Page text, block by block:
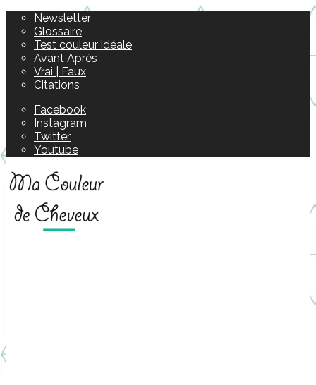
Newsletter
Glossaire
Test couleur idéale
Avant Après
Vrai | Faux
Citations
Facebook
Instagram
Twitter
Youtube